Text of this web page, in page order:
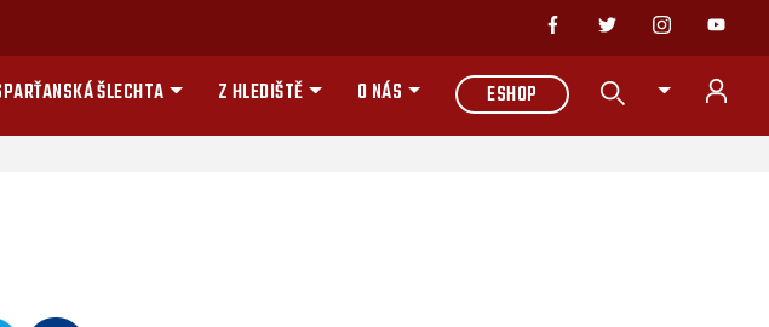
ŠLECHTA Z HLEDIŠTĚ O NÁS ESHOP